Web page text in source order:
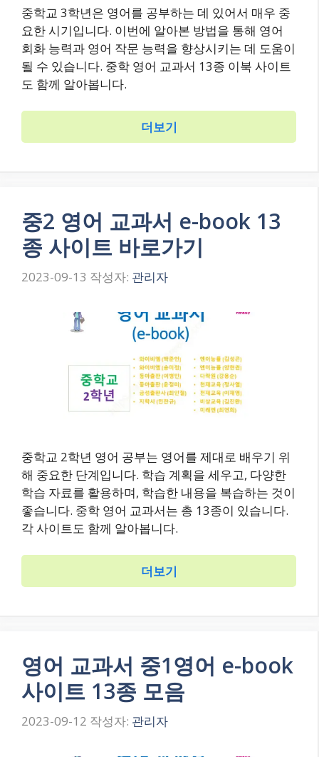
중학교 3학년은 영어를 공부하는 데 있어서 매우 중
요한 시기입니다. 이번에 알아본 방법을 통해 영어
회화 능력과 영어 작문 능력을 향상시키는 데 도움이
될 수 있습니다. 중학 영어 교과서 13종 이북 사이트
도 함께 알아봅니다.
더보기
중2 영어 교과서 e-book 13
종 사이트 바로가기
2023-09-13 작성자: 관리자
중학교 2학년 영어 공부는 영어를 제대로 배우기 위
해 중요한 단계입니다. 학습 계획을 세우고, 다양한
학습 자료를 활용하며, 학습한 내용을 복습하는 것이
좋습니다. 중학 영어 교과서는 총 13종이 있습니다.
각 사이트도 함께 알아봅니다.
더보기
영어 교과서 중1영어 e-book
사이트 13종 모음
2023-09-12 작성자: 관리자